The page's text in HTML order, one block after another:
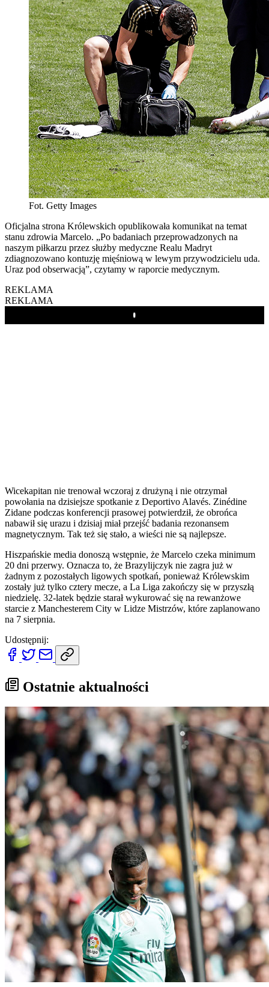
Fot. Getty Images
Oficjalna strona Królewskich opublikowała komunikat na temat
stanu zdrowia Marcelo. „Po badaniach przeprowadzonych na
naszym piłkarzu przez służby medyczne Realu Madryt
zdiagnozowano kontuzję mięśniową w lewym przywodzicielu uda.
Uraz pod obserwacją”, czytamy w raporcie medycznym.
REKLAMA
REKLAMA
Play
Wicekapitan nie trenował wczoraj z drużyną i nie otrzymał
powołania na dzisiejsze spotkanie z Deportivo Alavés. Zinédine
Zidane podczas konferencji prasowej potwierdził, że obrońca
nabawił się urazu i dzisiaj miał przejść badania rezonansem
magnetycznym. Tak też się stało, a wieści nie są najlepsze.
Hiszpańskie media donoszą wstępnie, że Marcelo czeka minimum
20 dni przerwy. Oznacza to, że Brazylijczyk nie zagra już w
żadnym z pozostałych ligowych spotkań, ponieważ Królewskim
zostały już tylko cztery mecze, a La Liga zakończy się w przyszłą
niedzielę. 32-latek będzie starał wykurować się na rewanżowe
starcie z Manchesterem City w Lidze Mistrzów, które zaplanowano
na 7 sierpnia.
Udostępnij:
Ostatnie aktualności